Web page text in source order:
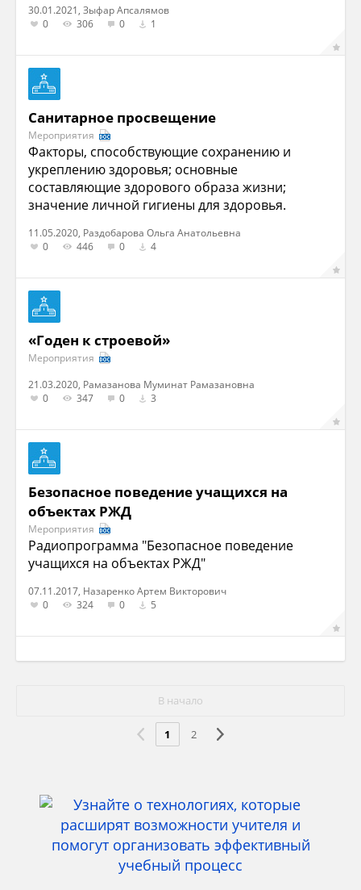
30.01.2021, Зыфар Апсалямов
0
306 0 1
Санитарное просвещение
Мероприятия
Факторы, способствующие сохранению и
укреплению здоровья; основные
составляющие здорового образа жизни;
значение личной гигиены для здоровья.
11.05.2020, Раздобарова Ольга Анатольевна
0
446 0 4
«Годен к строевой»
Мероприятия
21.03.2020, Рамазанова Муминат Рамазановна
0
347 0 3
Безопасное поведение учащихся на
объектах РЖД
Мероприятия
Радиопрограмма "Безопасное поведение
учащихся на объектах РЖД"
07.11.2017, Назаренко Артем Викторович
0
324 0 5
В начало
1 2